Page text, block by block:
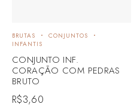
BRUTAS
CONJUNTOS
INFANTIS
CONJUNTO INF.
CORAÇÃO COM PEDRAS
BRUTO
R$3,60